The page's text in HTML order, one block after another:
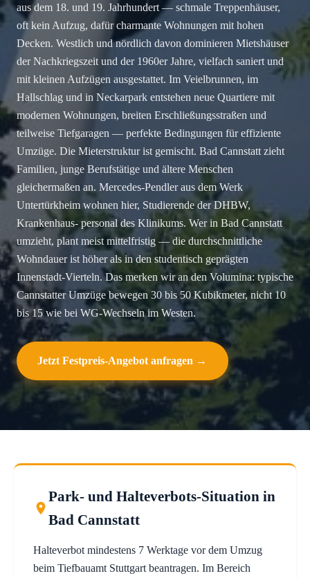
aus dem 18. und 19. Jahrhundert — schmale Treppenhäuser,
oft kein Aufzug, dafür charmante Wohnungen mit hohen
Decken. Westlich und nördlich davon dominieren Mietshäuser
der Nachkriegszeit und der 1960er Jahre, vielfach saniert und
mit kleinen Aufzügen ausgestattet. Im Veielbrunnen, im
Hallschlag und in Neckarpark entstehen neue Quartiere mit
modernen Wohnungen, breiten Erschließungsstraßen und
teilweise Tiefgaragen — perfekte Bedingungen für effiziente
Umzüge. Die Mieterstruktur ist gemischt. Bad Cannstatt zieht
Familien, junge Berufstätige und ältere Menschen
gleichermaßen an. Mercedes-Pendler aus dem Werk
Untertürkheim wohnen hier, Studierende der DHBW,
Krankenhaus- personal des Klinikums. Wer in Bad Cannstatt
umzieht, plant meist mittelfristig — die durchschnittliche
Wohndauer ist höher als in den studentisch geprägten
Innenstadt-Vierteln. Das merken wir an den Volumina: typische
Cannstatter Umzüge bewegen 30 bis 50 Kubikmeter, nicht 10
bis 15 wie bei WG-Wechseln im Westen.
Jetzt Festpreis-Angebot anfragen →
Park- und Halteverbots-Situation in
Bad Cannstatt
Halteverbot mindestens 7 Werktage vor dem Umzug
beim Tiefbauamt Stuttgart beantragen. Im Bereich